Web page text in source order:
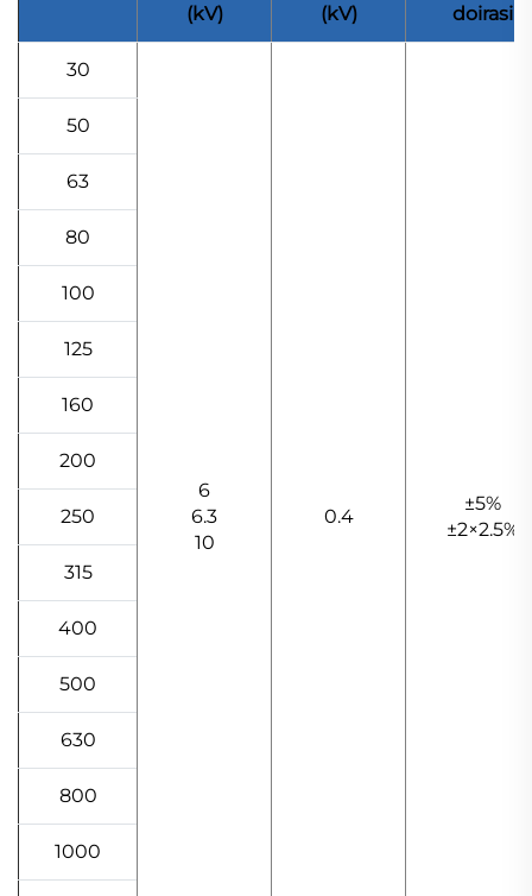
(kV)
(kV)
doirasi
30
6
6.3
10
0.4
±5%
±2×2.5%
50
63
80
100
125
160
200
250
315
400
500
630
800
1000